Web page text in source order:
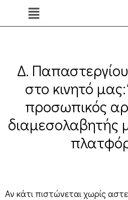
Δ.
στο κινητό
προσωπικός
διαμεσολαβητής
Αν κάτι πιστώνεται χωρίς